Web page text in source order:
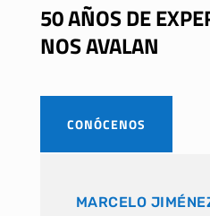
50 AÑOS DE
NOS AVALAN
CONÓCENOS
MARCELO